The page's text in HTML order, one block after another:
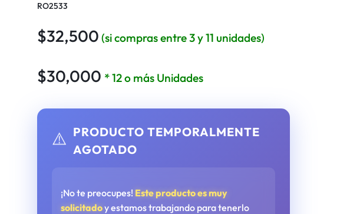
RO2533
$32,500 (si compras entre 3 y 11 unidades)
$30,000 * 12 o más Unidades
⚠️ PRODUCTO TEMPORALMENTE
AGOTADO
¡No te preocupes! Este producto es muy
solicitadoy estamos trabajando para tenerlo